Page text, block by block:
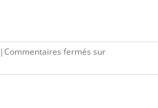
|Commentaires fermés sur